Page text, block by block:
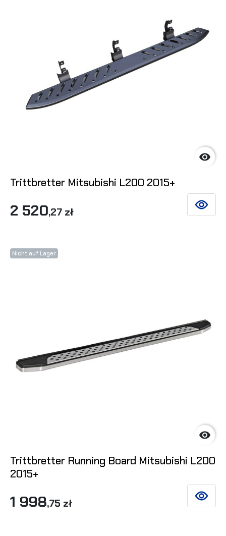

Trittbretter Mitsubishi L200 2015+
2 520,27 zł SIEHE
Nicht auf Lager

Trittbretter Running Board Mitsubishi L200
2015+
1 998,75 zł SIEHE